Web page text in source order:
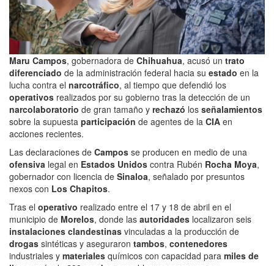
Maru Campos, gobernadora de Chihuahua, acusó un trato
diferenciado de la administración federal hacia su estado en la
lucha contra el narcotráfico, al tiempo que defendió los
operativos realizados por su gobierno tras la detección de un
narcolaboratorio de gran tamaño y rechazó los señalamientos
sobre la supuesta participación de agentes de la CIA en
acciones recientes.
Las declaraciones de Campos se producen en medio de una
ofensiva legal en Estados Unidos contra Rubén Rocha Moya,
gobernador con licencia de Sinaloa, señalado por presuntos
nexos con Los Chapitos.
Tras el operativo realizado entre el 17 y 18 de abril en el
municipio de Morelos, donde las autoridades localizaron seis
instalaciones clandestinas vinculadas a la producción de
drogas sintéticas y aseguraron tambos, contenedores
industriales y materiales químicos con capacidad para miles de